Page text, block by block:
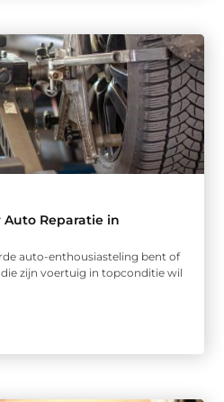
Auto Reparatie in
auto-enthousiasteling bent of
zijn voertuig in topconditie wil